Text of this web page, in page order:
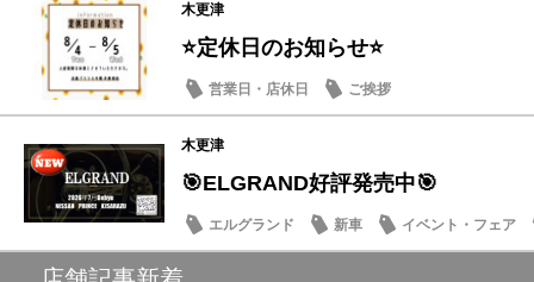
木更津
⭐定休日のお知らせ⭐
営業日・店休日 ご挨拶
木更津
🎯ELGRAND好評発売中🎯
エルグランド 新車 イベント・フェア